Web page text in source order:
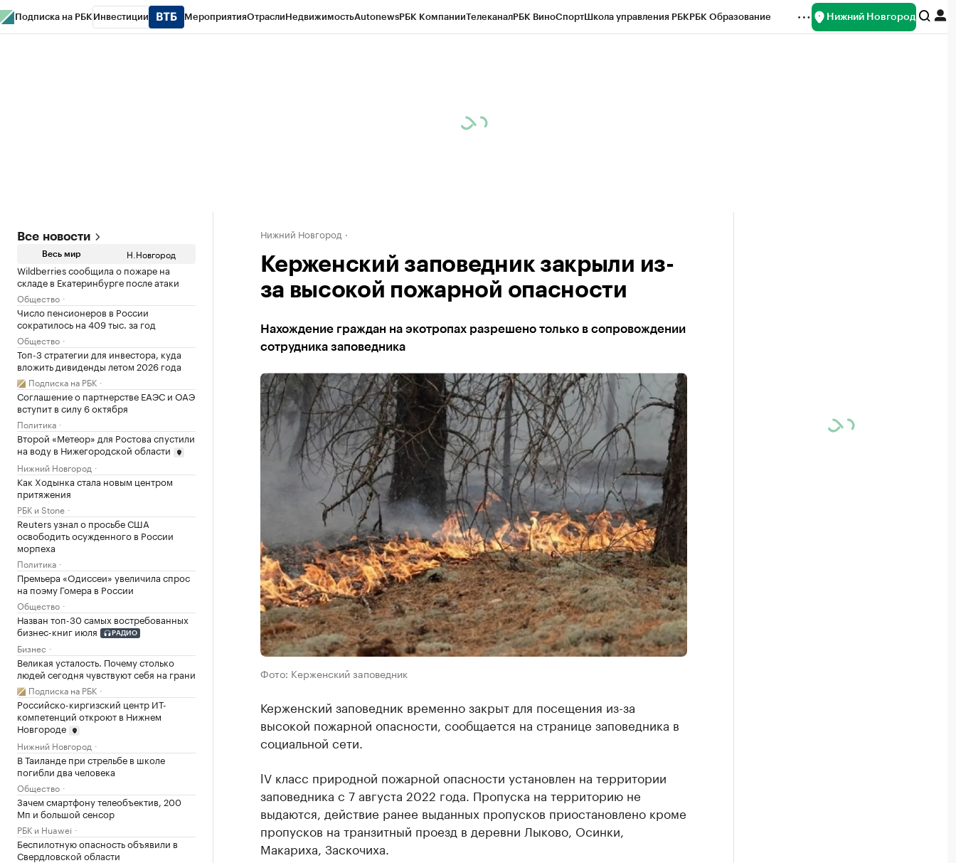
Подписка на РБК Инвестиции МероприятияОтраслиНедвижимостьAutonewsРБК КомпанииТелеканалРБК ВиноСпортШкола управления РБКРБК Образование Нижний Новгород
Все новости
Весь мир Н.Новгород
Wildberries сообщила о пожаре на
складе в Екатеринбурге после атаки
Общество
Число пенсионеров в России
сократилось на 409 тыс. за год
Общество
Топ-3 стратегии для инвестора, куда
вложить дивиденды летом 2026 года
Подписка на РБК
Соглашение о партнерстве ЕАЭС и ОАЭ
вступит в силу 6 октября
Политика
Второй «Метеор» для Ростова спустили
на воду в Нижегородской области
Нижний Новгород
Как Ходынка стала новым центром
притяжения
РБК и Stone
Reuters узнал о просьбе США
освободить осужденного в России
морпеха
Политика
Премьера «Одиссеи» увеличила спрос
на поэму Гомера в России
Общество
Назван топ-30 самых востребованных
бизнес-книг июля
РАДИО
Бизнес
Великая усталость. Почему столько
людей сегодня чувствуют себя на грани
Подписка на РБК
Российско-киргизский центр ИТ-
компетенций откроют в Нижнем
Новгороде
Нижний Новгород
В Таиланде при стрельбе в школе
погибли два человека
Общество
Зачем смартфону телеобъектив, 200
Мп и большой сенсор
РБК и Huawei
Беспилотную опасность объявили в
Свердловской области
Нижний Новгород
Керженский заповедник закрыли из-
за высокой пожарной опасности
Нахождение граждан на экотропах разрешено только в сопровождении
сотрудника заповедника
Фото: Керженский заповедник
Керженский заповедник временно закрыт для посещения из-за
высокой пожарной опасности, сообщается на странице заповедника в
социальной сети.
lV класс природной пожарной опасности установлен на территории
заповедника с 7 августа 2022 года. Пропуска на территорию не
выдаются, действие ранее выданных пропусков приостановлено кроме
пропусков на транзитный проезд в деревни Лыково, Осинки,
Макариха, Заскочиха.